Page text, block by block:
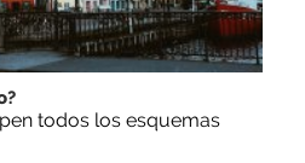
todos los esquemas